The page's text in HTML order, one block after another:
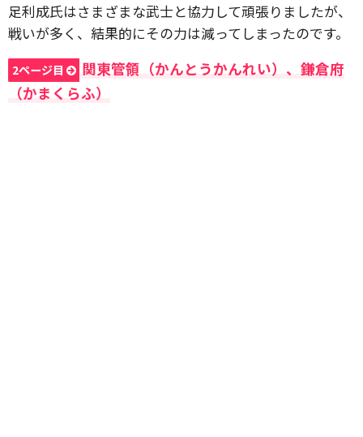
足利成氏はさまざまな武士と協力して頑張りましたが、
戦いが多く、結果的にその力は減ってしまったのです。
2ページ目
関東管領（かんとうかんれい）、鎌倉府
（かまくらふ）